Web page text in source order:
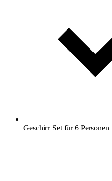
Geschirr-Set für 6 Personen